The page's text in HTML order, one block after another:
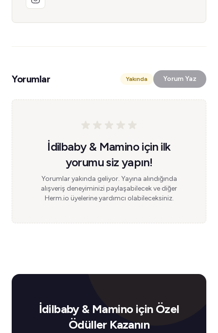
Yorumlar Yakında Yorum Yaz
İdilbaby & Mamino için ilk
yorumu siz yapın!
Yorumlar yakında geliyor. Yayına alındığında
alışveriş deneyiminizi paylaşabilecek ve diğer
Herm.io üyelerine yardımcı olabileceksiniz.
İdilbaby & Mamino için Özel
Ödüller Kazanın